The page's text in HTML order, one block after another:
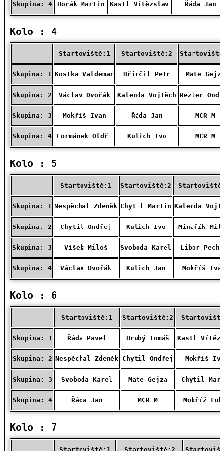
Skupina: 4 Horák Martin Kastl Vítězslav Řáda Jan
Kolo : 4
Startoviště:1 Startoviště:2
Skupina: 1 Kostka Valdemar Břinčil Petr Mate
Skupina: 2 Václav Dvořák Kalenda Vojtěch Rezler
Skupina: 3 Mokříš Ivan Řáda Jan MCR M
Skupina: 4 Formánek Oldři Kulich Ivo MCR M
Kolo : 5
Startoviště:1 Startoviště:2
Skupina: 1 Nespěchal Zdeněk Chytil Martin Kalenda
Skupina: 2 Chytil Ondřej Kulich Ivo Minařík
Skupina: 3 Víšek Miloš Svoboda Karel Libor
Skupina: 4 Václav Dvořák Kulich Jan Mokříš
Kolo : 6
Startoviště:1 Startoviště:2
Skupina: 1 Řáda Pavel Hrubý Tomáš Kastl
Skupina: 2 Nespěchal Zdeněk Chytil Ondřej Mokříš
Skupina: 3 Svoboda Karel Mate Gejza Chytil
Skupina: 4 Řáda Jan MCR M Mokříž
Kolo : 7
Startoviště:1 Startoviště:2